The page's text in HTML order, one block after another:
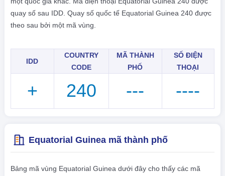
quay số sau IDD. Quay số quốc tế Equatorial Guinea 240 được
theo sau bởi một mã vùng.
IDD
COUNTRY
CODE
MÃ THÀNH
PHỐ
SỐ ĐIỆN
THOẠI
+ 240 --- ----
Equatorial Guinea mã thành phố
Bảng mã vùng Equatorial Guinea dưới đây cho thấy các mã